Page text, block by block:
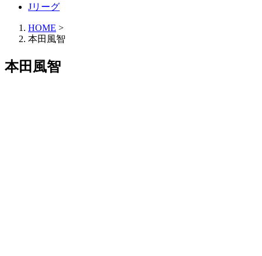
Jリーグ
HOME >
本田風智
本田風智